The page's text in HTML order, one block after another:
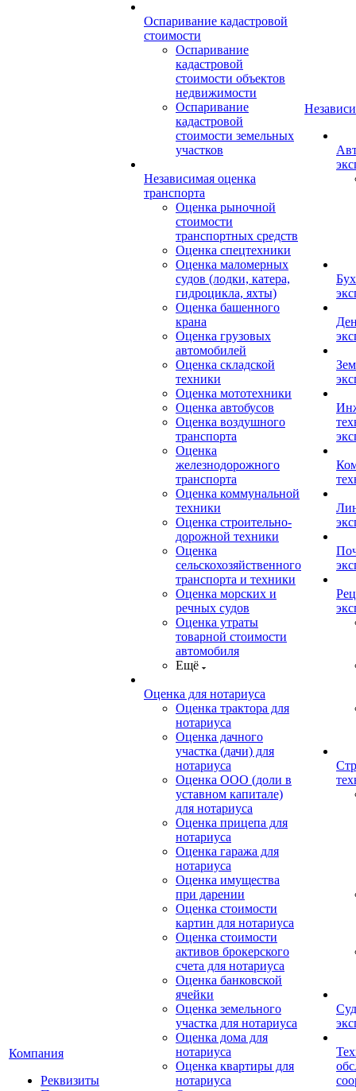
Компания
Реквизиты
Оспаривание кадастровой
стоимости
Оспаривание
кадастровой
стоимости объектов
недвижимости
Оспаривание
кадастровой
стоимости земельных
участков
Независимая оценка
транспорта
Оценка рыночной
стоимости
транспортных средств
Оценка спецтехники
Оценка маломерных
судов (лодки, катера,
гидроцикла, яхты)
Оценка башенного
крана
Оценка грузовых
автомобилей
Оценка складской
техники
Оценка мототехники
Оценка автобусов
Оценка воздушного
транспорта
Оценка
железнодорожного
транспорта
Оценка коммунальной
техники
Оценка строительно-
дорожной техники
Оценка
сельскохозяйственного
транспорта и техники
Оценка морских и
речных судов
Оценка утраты
товарной стоимости
автомобиля
Ещё
Оценка для нотариуса
Оценка трактора для
нотариуса
Оценка дачного
участка (дачи) для
нотариуса
Оценка ООО (доли в
уставном капитале)
для нотариуса
Оценка прицепа для
нотариуса
Оценка гаража для
нотариуса
Оценка имущества
при дарении
Оценка стоимости
картин для нотариуса
Оценка стоимости
активов брокерского
счета для нотариуса
Оценка банковской
ячейки
Оценка земельного
участка для нотариуса
Оценка дома для
нотариуса
Оценка квартиры для
нотариуса